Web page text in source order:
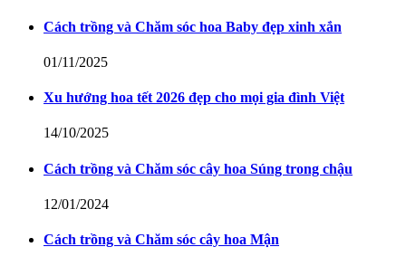
Cách trồng và Chăm sóc hoa Baby đẹp xinh xắn
01/11/2025
Xu hướng hoa tết 2026 đẹp cho mọi gia đình Việt
14/10/2025
Cách trồng và Chăm sóc cây hoa Súng trong chậu
12/01/2024
Cách trồng và Chăm sóc cây hoa Mận